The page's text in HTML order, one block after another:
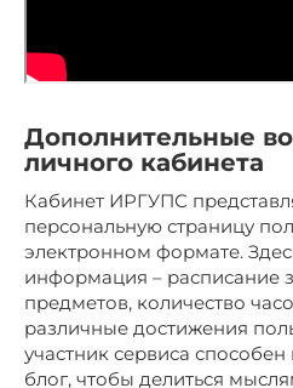
Дополнительные
личного кабинета
Кабинет ИРГУПС
персональную страницу
электронном формате.
информация – расписание
предметов, количество
различные достижения
участник сервиса
блог, чтобы делиться